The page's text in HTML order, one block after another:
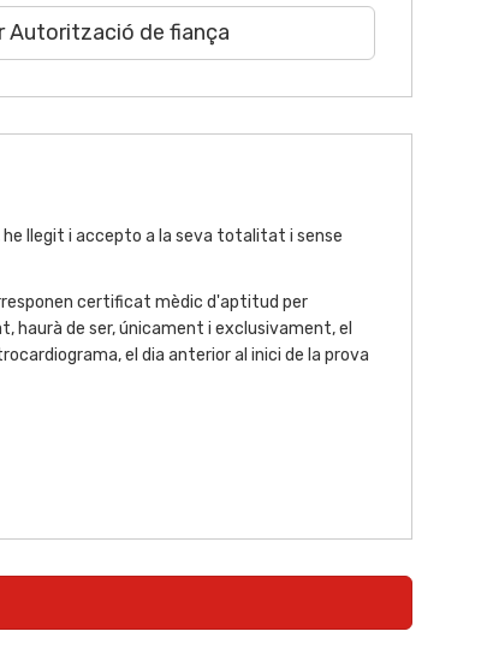
Autorització de fiança
he llegit i accepto a la seva totalitat i sense
certificat mèdic d'aptitud per
haurà de ser, únicament i exclusivament, el
el dia anterior al inici de la prova